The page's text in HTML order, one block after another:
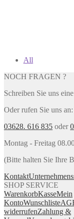
All
NOCH FRAGEN ?
Schreiben Sie uns
Oder rufen Sie uns an:
03628. 616 835 oder
Montag - Freitag
(Bitte halten Sie Ihre
Kontakt
SHOP SERVICE
WarenkorbKasseMein
KontoWunschliste
widerrufenZahlung &